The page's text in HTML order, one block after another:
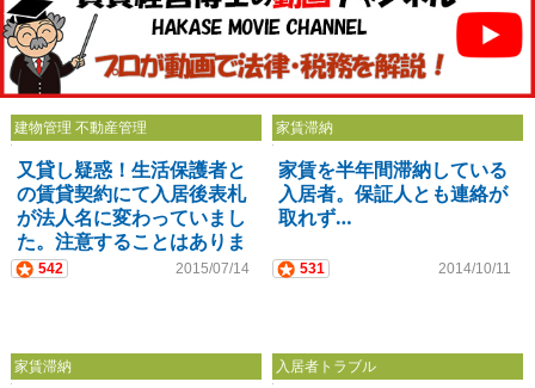
建物管理 不動産管理
又貸し疑惑！生活保護者と
の賃貸契約にて入居後表札
が法人名に変わっていまし
た。注意することはありま
すか？
542 2015/07/14
家賃滞納
家賃を半年間滞納している
入居者。保証人とも連絡が
取れず…
531 2014/10/11
家賃滞納 入居者トラブル